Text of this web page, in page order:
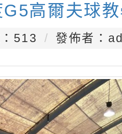
高爾夫球
513 發佈者：